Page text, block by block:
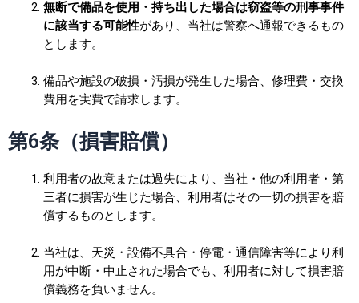
無断で備品を使用・持ち出した場合は窃盗等の刑事事件
に該当する可能性があり、当社は警察へ通報できるもの
とします。
備品や施設の破損・汚損が発生した場合、修理費・交換
費用を実費で請求します。
第6条（損害賠償）
利用者の故意または過失により、当社・他の利用者・第
三者に損害が生じた場合、利用者はその一切の損害を賠
償するものとします。
当社は、天災・設備不具合・停電・通信障害等により利
用が中断・中止された場合でも、利用者に対して損害賠
償義務を負いません。